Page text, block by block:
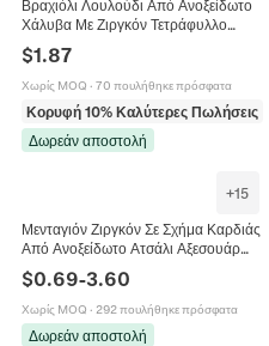
Βραχιόλι Λουλούδι Από Ανοξείδωτο
Χάλυβα Με Ζιργκόν Τετράφυλλο
Τριφύλλι Κομψά Κοσμήματα Για
Γυναίκες Ρυθμιζόμενη Αλυσίδα
$1.87
Χωρίς MOQ · 70 πουλήθηκε πρόσφατα
Κορυφή 10% Καλύτερες Πωλήσεις
Δωρεάν αποστολή
+15
Μενταγιόν Ζιργκόν Σε Σχήμα Καρδιάς
Από Ανοξείδωτο Ατσάλι Αξεσουάρ
Κατασκευής Κοσμημάτων DIY Μικρά
Γούρια Για Κολιέ Βραχιόλι
$0.69-3.60
Χωρίς MOQ · 292 πουλήθηκε πρόσφατα
Δωρεάν αποστολή